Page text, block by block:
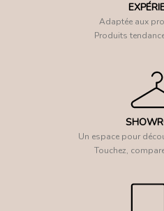
Adaptée aux
Produits
Un espace pour
Touchez,